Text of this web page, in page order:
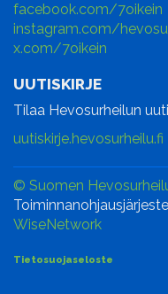
facebook.com/7oikein
instagram.com/
x.com/7oikein
UUTISKIRJE
Tilaa Hevosurheilun
uutiskirje.hevosurheilu.fi
© Suomen
WiseNetwork
Tietosuojaseloste